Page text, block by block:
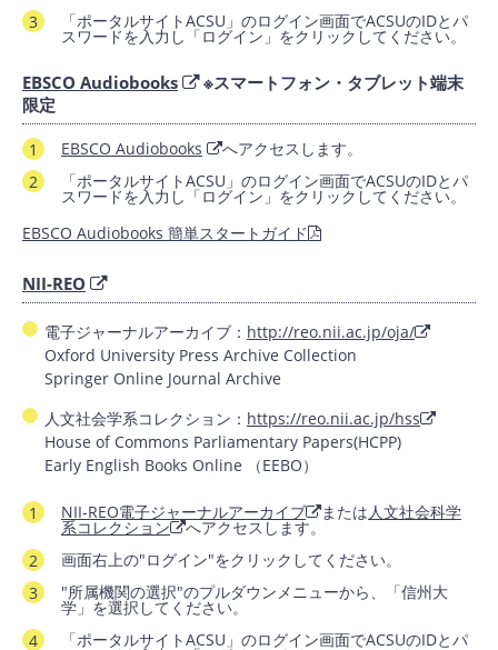
「ポータルサイトACSU」のログイン画面でACSUのIDとパ
スワードを入力し「ログイン」をクリックしてください。
EBSCO Audiobooks
※スマートフォン・タブレット端末
限定
EBSCO Audiobooks
へアクセスします。
「ポータルサイトACSU」のログイン画面でACSUのIDとパ
スワードを入力し「ログイン」をクリックしてください。
EBSCO Audiobooks 簡単スタートガイド
NII-REO
電子ジャーナルアーカイブ： http://reo.nii.ac.jp/oja/
Oxford University Press Archive Collection
Springer Online Journal Archive
人文社会学系コレクション： https://reo.nii.ac.jp/hss
House of Commons Parliamentary Papers(HCPP)
Early English Books Online （EEBO）
NII-REO電子ジャーナルアーカイブ または人文社会科学
系コレクション
へアクセスします。
画面右上の"ログイン"をクリックしてください。
"所属機関の選択"のプルダウンメニューから、「信州大
学」を選択してください。
「ポータルサイトACSU」のログイン画面でACSUのIDとパ